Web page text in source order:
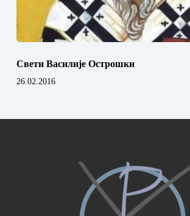
Свети Василије Острошки
26.02.2016